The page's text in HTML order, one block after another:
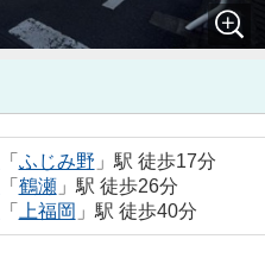
「 ふじみ野 」駅 徒歩17分
「 鶴瀬」駅 徒歩26分
「 上福岡 」駅 徒歩40分